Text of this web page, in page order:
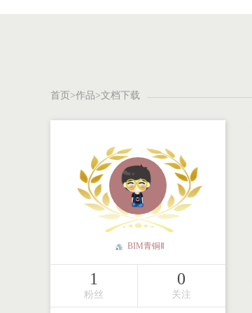
首页>作品>文档下载
BIM青铜Ⅱ
1
粉丝
0
关注